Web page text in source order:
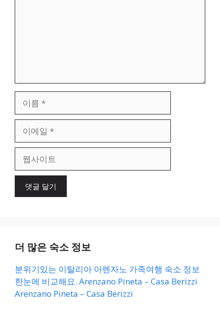
일
이
더 많은 숙소 정보
분위기있는 이탈리아 아렌자노 가족여행 숙소 정보
한눈에 비교해요. Arenzano Pineta – Casa Berizzi
Arenzano Pineta – Casa Berizzi